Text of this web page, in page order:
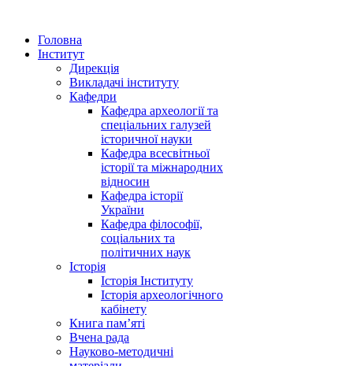
Головна
Інститут
Дирекція
Викладачі інституту
Кафедри
Кафедра археології та
спеціальних галузей
історичної науки
Кафедра всесвітньої
історії та міжнародних
відносин
Кафедра історії
України
Кафедра філософії,
соціальних та
політичних наук
Історія
Історія Інституту
Історія археологічного
кабінету
Книга памʼяті
Вчена рада
Науково-методичні